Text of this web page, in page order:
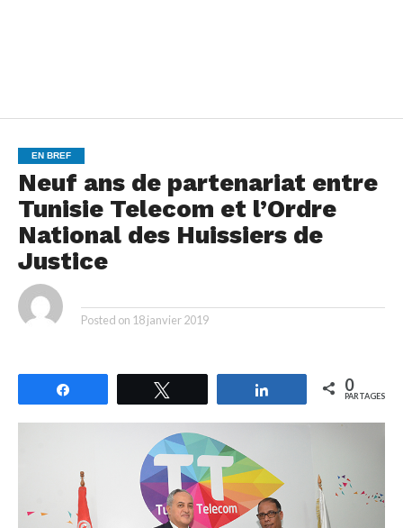
EN BREF
Neuf ans de partenariat entre
Tunisie Telecom et l’Ordre
National des Huissiers de
Justice
Posted on 18 janvier 2019
Partagez 0
PARTAGES